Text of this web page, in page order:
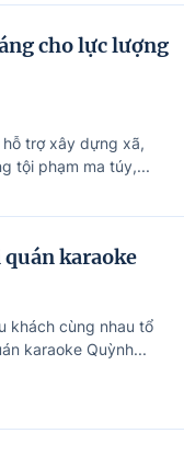
cho lực lượng
hỗ trợ xây dựng xã,
tội phạm ma túy,...
quán karaoke
khách cùng nhau tổ
karaoke Quỳnh...